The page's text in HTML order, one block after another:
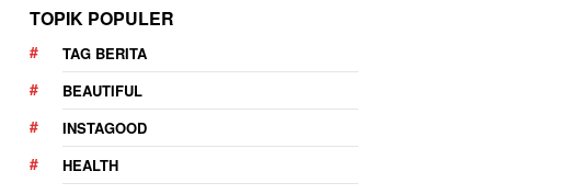
TOPIK POPULER
TAG BERITA
BEAUTIFUL
INSTAGOOD
HEALTH